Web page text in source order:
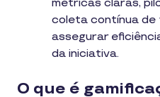
métricas claras,
coleta contínua de
assegurar
da iniciativa.
O que é